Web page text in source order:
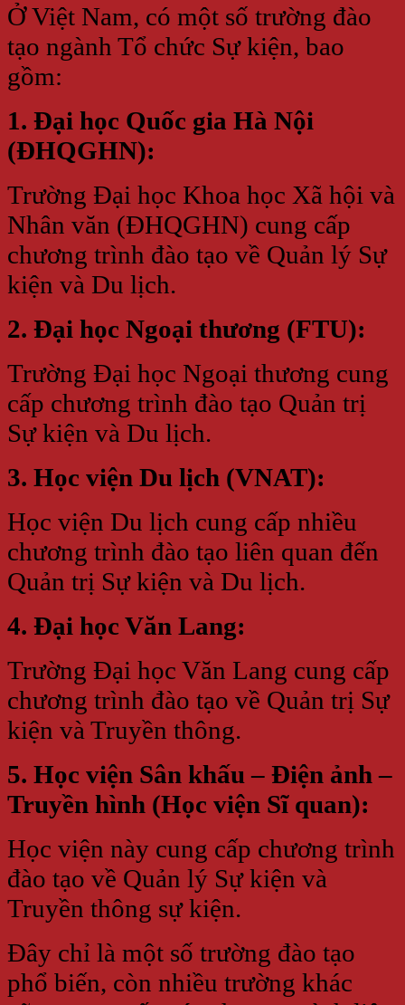
Ở Việt Nam, có một số trường đào
tạo ngành Tổ chức Sự kiện, bao
gồm:
1. Đại học Quốc gia Hà Nội
(ĐHQGHN):
Trường Đại học Khoa học Xã hội và
Nhân văn (ĐHQGHN) cung cấp
chương trình đào tạo về Quản lý Sự
kiện và Du lịch.
2. Đại học Ngoại thương (FTU):
Trường Đại học Ngoại thương cung
cấp chương trình đào tạo Quản trị
Sự kiện và Du lịch.
3. Học viện Du lịch (VNAT):
Học viện Du lịch cung cấp nhiều
chương trình đào tạo liên quan đến
Quản trị Sự kiện và Du lịch.
4. Đại học Văn Lang:
Trường Đại học Văn Lang cung cấp
chương trình đào tạo về Quản trị Sự
kiện và Truyền thông.
5. Học viện Sân khấu – Điện ảnh –
Truyền hình (Học viện Sĩ quan):
Học viện này cung cấp chương trình
đào tạo về Quản lý Sự kiện và
Truyền thông sự kiện.
Đây chỉ là một số trường đào tạo
phổ biến, còn nhiều trường khác